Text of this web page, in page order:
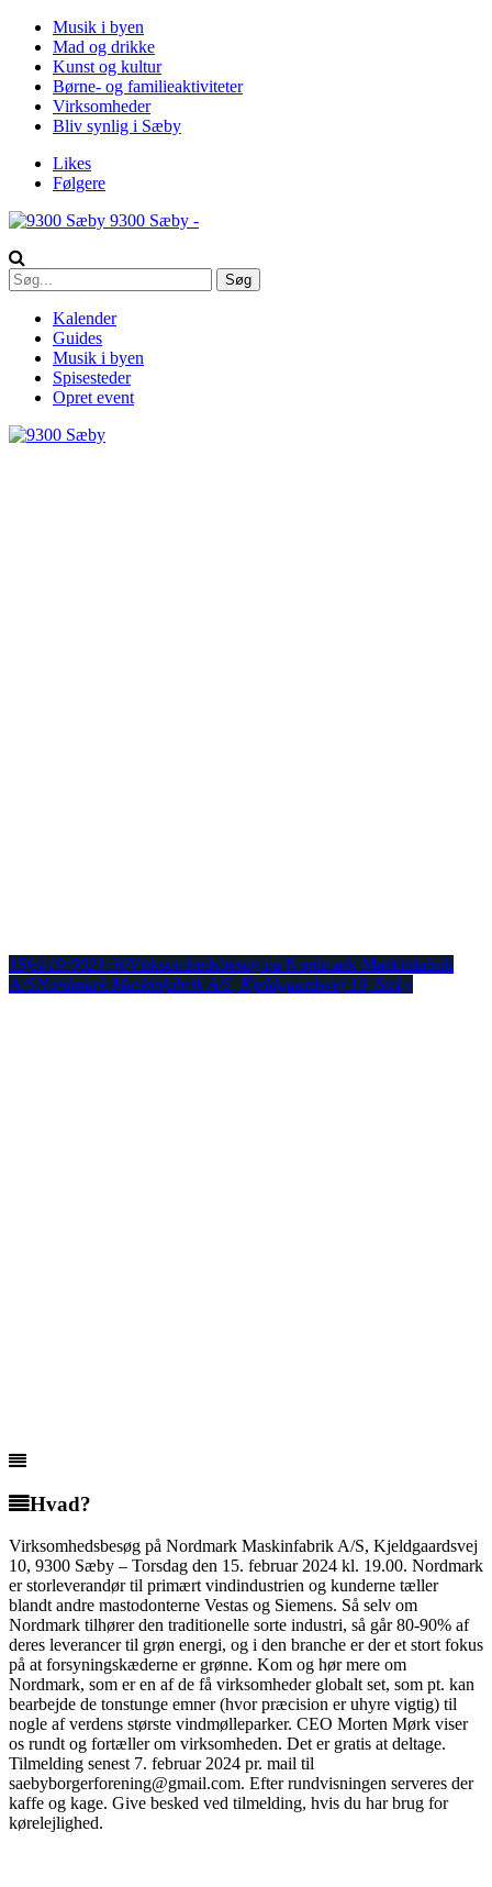
Musik i byen
Mad og drikke
Kunst og kultur
Børne- og familieaktiviteter
Virksomheder
Bliv synlig i Sæby
Likes
Følgere
9300 Sæby -
Kalender
Guides
Musik i byen
Spisesteder
Opret event
15feb19:0021:30Virksomhedsbesøg på Nordmark Maskinfabrik
A/SNordmark Maskinfabrik A/S , Kjeldgaardsvej 10, Sæby
Hvad?
Virksomhedsbesøg på Nordmark Maskinfabrik A/S, Kjeldgaardsvej
10, 9300 Sæby – Torsdag den 15. februar 2024 kl. 19.00. Nordmark
er storleverandør til primært vindindustrien og kunderne tæller
blandt andre mastodonterne Vestas og Siemens. Så selv om
Nordmark tilhører den traditionelle sorte industri, så går 80-90% af
deres leverancer til grøn energi, og i den branche er der et stort fokus
på at forsyningskæderne er grønne. Kom og hør mere om
Nordmark, som er en af de få virksomheder globalt set, som pt. kan
bearbejde de tonstunge emner (hvor præcision er uhyre vigtig) til
nogle af verdens største vindmølleparker. CEO Morten Mørk viser
os rundt og fortæller om virksomheden. Det er gratis at deltage.
Tilmelding senest 7. februar 2024 pr. mail til
saebyborgerforening@gmail.com. Efter rundvisningen serveres der
kaffe og kage. Give besked ved tilmelding, hvis du har brug for
kørelejlighed.